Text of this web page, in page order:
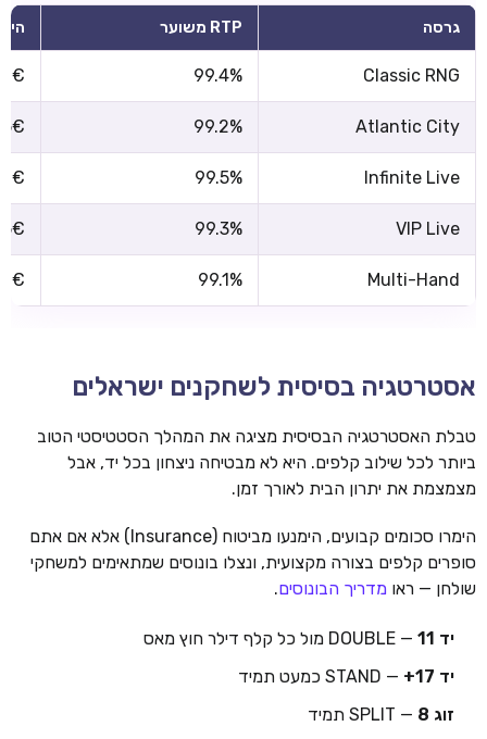
גרסה RTP משוער
Classic RNG
99.4%
1€
Atlantic City
99.2%
5€
Infinite Live
99.5%
1€
VIP Live
99.3%
Multi-Hand
99.1%
1€
אסטרטגיה בסיסית לשחקנים ישראלים
טבלת האסטרטגיה הבסיסית מציגה את המהלך הסטטיסטי הטוב
ביותר לכל שילוב קלפים. היא לא מבטיחה ניצחון בכל יד, אבל
מצמצמת את יתרון הבית לאורך זמן.
הימרו סכומים קבועים, הימנעו מביטוח (Insurance) אלא אם אתם
סופרים קלפים בצורה מקצועית, ונצלו בונוסים שמתאימים למשחקי
שולחן — ראו מדריך הבונוסים.
יד 11
— DOUBLE מול כל קלף דילר חוץ מאס
יד 17+
— STAND כמעט תמיד
זוג 8
— SPLIT תמיד